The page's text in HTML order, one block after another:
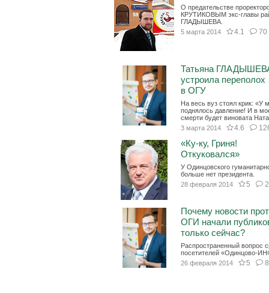
О предательстве
КРУТИКОВЫМ экс-главы
ГЛАДЫШЕВА.
5 марта 2014
4.1 70
Татьяна
устроила переполох
в ОГУ
На весь вуз стоял крик: «У
поднялось давление! И в
смерти будет виновата
3 марта 2014
4.6
«Ку-ку, Гриня!
Откуковался»
У Одинцовского
больше нет президента.
28 февраля 2014
5
Почему новости
ОГИ начали
только сейчас?
Распространенный вопрос
посетителей «Одинцово-
26 февраля 2014
5 8